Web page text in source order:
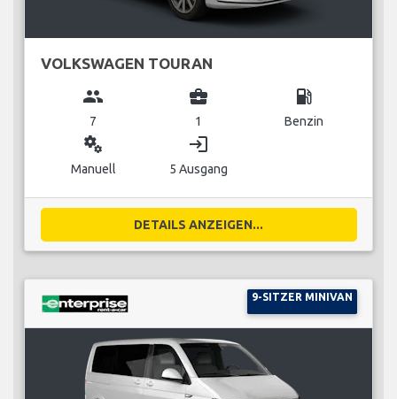
VOLKSWAGEN TOURAN
group
7
business_center
1
local_gas_station
Benzin
miscellaneous_services
Manuell
login
5 Ausgang
DETAILS ANZEIGEN...
9-SITZER MINIVAN